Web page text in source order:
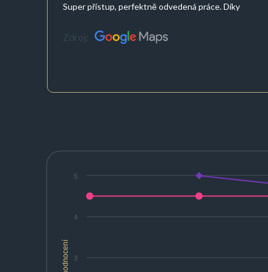
Super přístup, perfektně odvedená práce. Díky
Zdroj:
hodnocení 3
4
5